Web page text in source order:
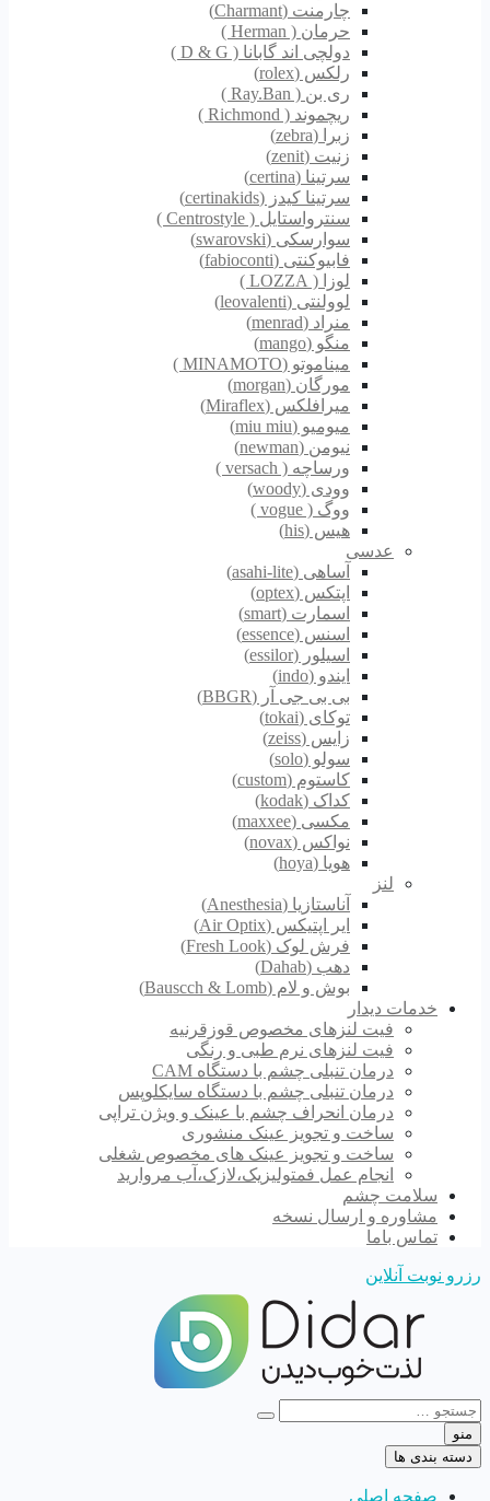
چارمنت (Charmant)
حرمان ( Herman )
دولچی اند گابانا ( D & G )
رلکس (rolex)
ری بن ( Ray.Ban )
ریچموند ( Richmond )
زبرا (zebra)
زنیت (zenit)
سرتینا (certina)
سرتینا کیدز (certinakids)
سنترواستایل ( Centrostyle )
سوارسکی (swarovski)
فابیوکنتی (fabioconti)
لوزا ( LOZZA )
لوولنتی (leovalenti)
منراد (menrad)
منگو (mango)
میناموتو (MINAMOTO )
مورگان (morgan)
میرافلکس (Miraflex)
میومیو (miu miu)
نیومن (newman)
ورساچه ( versach )
وودی (woody)
ووگ ( vogue )
هیس (his)
عدسی
آساهی (asahi-lite)
اپتکس (optex)
اسمارت (smart)
اسنس (essence)
اسیلور (essilor)
ایندو (indo)
بی بی جی آر (BBGR)
توکای (tokai)
زایس (zeiss)
سولو (solo)
کاستوم (custom)
کداک (kodak)
مکسی (maxxee)
نواکس (novax)
هویا (hoya)
لنز
آناستازیا (Anesthesia)
ایر اپتیکس (Air Optix)
فرش لوک (Fresh Look)
دهب (Dahab)
بوش و لام (Bauscch & Lomb)
خدمات دیدار
فیت لنزهای مخصوص قوزقرنیه
فیت لنزهای نرم طبی و رنگی
درمان تنبلی چشم با دستگاه CAM
درمان تنبلی چشم با دستگاه سایکلوپس
درمان انحراف چشم با عینک و ویژن تراپی
ساخت و تجویز عینک منشوری
ساخت و تجویز عینک های مخصوص شغلی
انجام عمل فمتولیزیک،لازک،آب مروارید
سلامت چشم
مشاوره و ارسال نسخه
تماس باما
رزرو نوبت آنلاین
منو
دسته بندی ها
صفحه اصلی